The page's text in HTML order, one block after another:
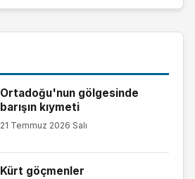
Ortadoğu'nun gölgesinde
barışın kıymeti
21 Temmuz 2026 Salı
Kürt göçmenler